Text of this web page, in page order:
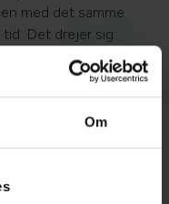
Om
med det samme
Det drejer sig.
nyrelidelser,
får
vi, at